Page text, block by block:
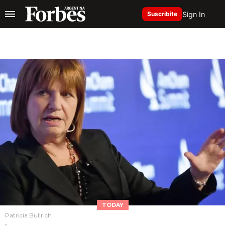
Suscribite Sign In
TODAY
Patricia Bullrich
.